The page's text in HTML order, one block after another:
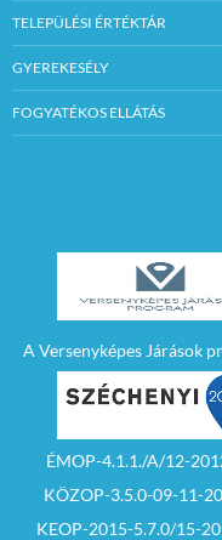
TELEPÜLÉSI ÉRTÉKTÁR
GYEREKESÉLY
FOGYATÉKOS ELLÁTÁS
A Versenyképes Járások
ÉMOP-4.1.1./A/12-
KÖZOP-3.5.0-09-11-
KEOP-2015-5.7.0/15-